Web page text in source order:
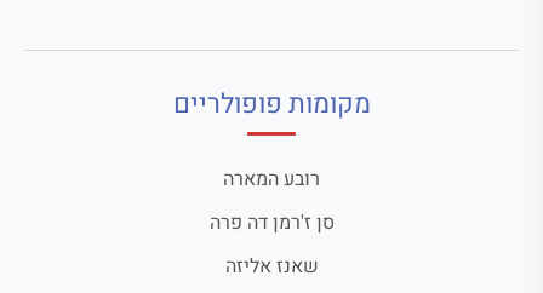
מקומות פופולריים
רובע המארה
סן ז'רמן דה פרה
שאנז אליזה